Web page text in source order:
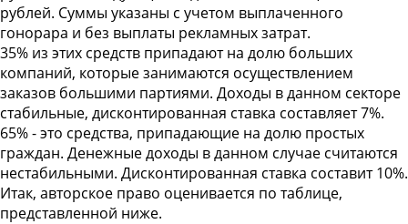
рублей. Суммы указаны с учетом выплаченного
гонорара и без выплаты рекламных затрат.
35% из этих средств припадают на долю больших
компаний, которые занимаются осуществлением
заказов большими партиями. Доходы в данном секторе
стабильные, дисконтированная ставка составляет 7%.
65% - это средства, припадающие на долю простых
граждан. Денежные доходы в данном случае считаются
нестабильными. Дисконтированная ставка составит 10%.
Итак, авторское право оценивается по таблице,
представленной ниже.